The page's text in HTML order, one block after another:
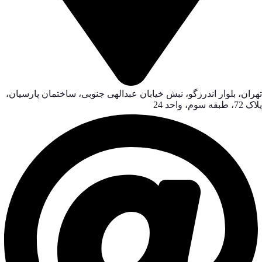
تهران، بلوار اندرزگو، نبش خیابان عبدالهی جنوبی، ساختمان پارسیان،
پلاک 72، طبقه سوم، واحد 24